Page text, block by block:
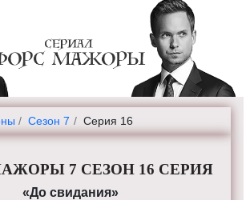
Сезон 7 Серия 16
7 СЕЗОН 16 СЕРИЯ
«До свидания»